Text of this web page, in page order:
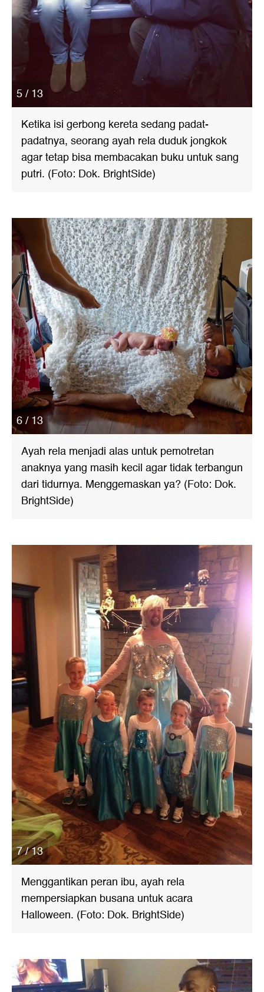
5 / 13
Ketika isi gerbong kereta sedang padat-
padatnya, seorang ayah rela duduk jongkok
agar tetap bisa membacakan buku untuk sang
putri. (Foto: Dok. BrightSide)
6 / 13
Ayah rela menjadi alas untuk pemotretan
anaknya yang masih kecil agar tidak terbangun
dari tidurnya. Menggemaskan ya? (Foto: Dok.
BrightSide)
7 / 13
Menggantikan peran ibu, ayah rela
mempersiapkan busana untuk acara
Halloween. (Foto: Dok. BrightSide)